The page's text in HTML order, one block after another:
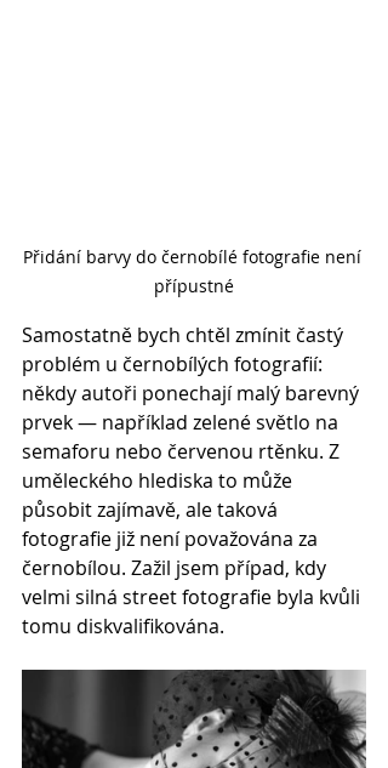
Přidání barvy do černobílé fotografie není
přípustné
Samostatně bych chtěl zmínit častý
problém u černobílých fotografií:
někdy autoři ponechají malý barevný
prvek — například zelené světlo na
semaforu nebo červenou rtěnku. Z
uměleckého hlediska to může
působit zajímavě, ale taková
fotografie již není považována za
černobílou. Zažil jsem případ, kdy
velmi silná street fotografie byla kvůli
tomu diskvalifikována.